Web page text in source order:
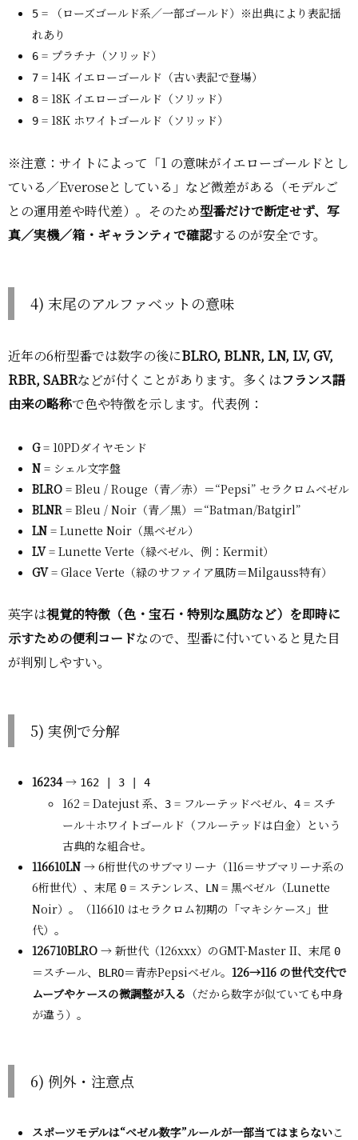
5 = （ローズゴールド系／一部ゴールド）※出典により表記揺
れあり
6 = プラチナ（ソリッド）
7 = 14K イエローゴールド（古い表記で登場）
8 = 18K イエローゴールド（ソリッド）
9 = 18K ホワイトゴールド（ソリッド）
※注意：サイトによって「1 の意味がイエローゴールドとし
ている／Everoseとしている」など微差がある（モデルご
との運用差や時代差）。そのため型番だけで断定せず、写
真／実機／箱・ギャランティで確認するのが安全です。
4) 末尾のアルファベットの意味
近年の6桁型番では数字の後にBLRO, BLNR, LN, LV, GV,
RBR, SABRなどが付くことがあります。多くはフランス語
由来の略称で色や特徴を示します。代表例：
G= 10PDダイヤモンド
N = シェル文字盤
BLRO = Bleu / Rouge（青／赤）＝“Pepsi” セラクロムベゼル
BLNR = Bleu / Noir（青／黒）＝“Batman/Batgirl”
LN = Lunette Noir（黒ベゼル）
LV= Lunette Verte（緑ベゼル、例：Kermit）
GV= Glace Verte（緑のサファイア風防＝Milgauss特有）
英字は視覚的特徴（色・宝石・特別な風防など）を即時に
示すための便利コードなので、型番に付いていると見た目
が判別しやすい。
5) 実例で分解
16234→ 162 | 3 | 4
162 = Datejust 系、 3 = フルーテッドベゼル、4 = スチ
ール＋ホワイトゴールド（フルーテッドは白金）という
古典的な組合せ。
116610LN → 6桁世代のサブマリーナ（116＝サブマリーナ系の
6桁世代）、末尾 0 = ステンレス、 LN = 黒ベゼル（Lunette
Noir）。（116610 はセラクロム初期の「マキシケース」世
代）。
126710BLRO → 新世代（126xxx）のGMT-Master II、末尾 0
＝スチール、 BLRO＝青赤Pepsiベゼル。 126→116 の世代交代で
ムーブやケースの微調整が入る （だから数字が似ていても中身
が違う）。
6) 例外・注意点
スポーツモデルは“ベゼル数字”ルールが一部当てはまらないこ